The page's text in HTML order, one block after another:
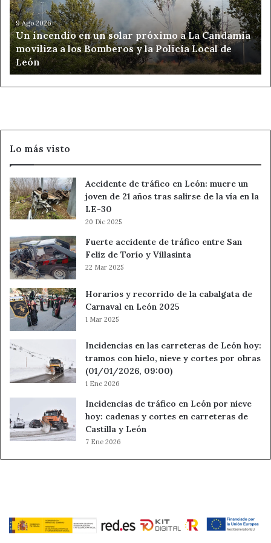
próximo
a
La
Candamia
moviliza
a
los
Local
de
León
9 Ago 2026
Un incendio en un solar próximo a La Candamia
moviliza a los Bomberos y la Policía Local de
León
Lo más visto
Accidente de tráfico en León: muere un
joven de 21 años tras salirse de la vía en la
LE-30
20 Dic 2025
Fuerte accidente de tráfico entre San
Feliz de Torío y Villasinta
22 Mar 2025
Horarios y recorrido de la cabalgata de
Carnaval en León 2025
1 Mar 2025
Incidencias en las carreteras de León hoy:
tramos con hielo, nieve y cortes por obras
(01/01/2026, 09:00)
1 Ene 2026
Incidencias de tráfico en León por nieve
hoy: cadenas y cortes en carreteras de
Castilla y León
7 Ene 2026